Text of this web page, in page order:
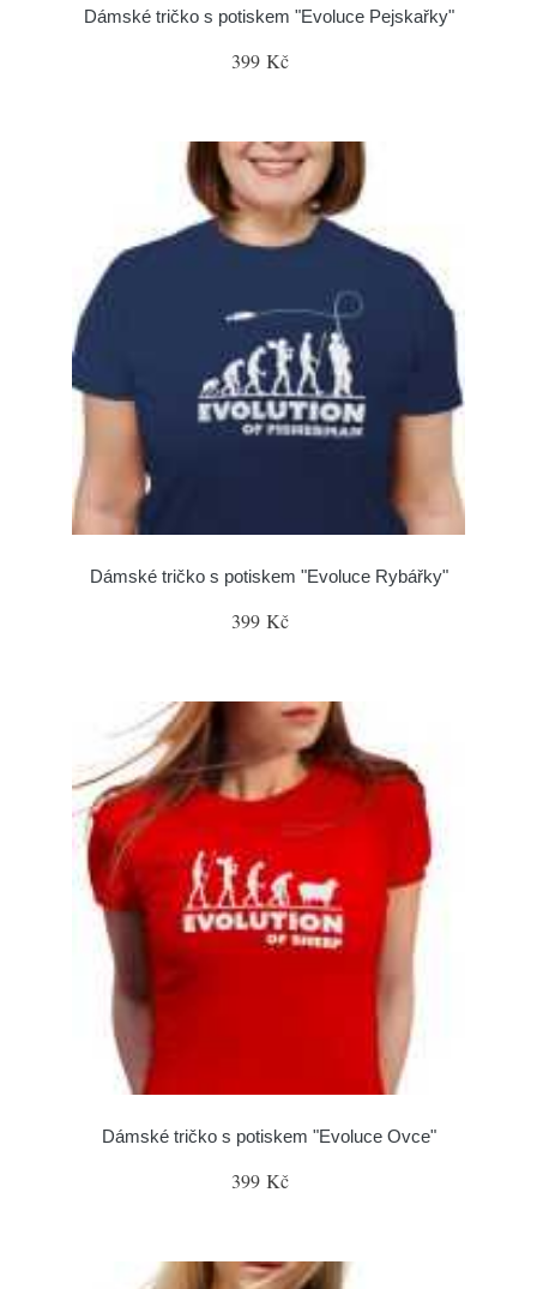
Dámské tričko s potiskem "Evoluce Pejskařky"
399 Kč
Dámské tričko s potiskem "Evoluce Rybářky"
399 Kč
Dámské tričko s potiskem "Evoluce Ovce"
399 Kč